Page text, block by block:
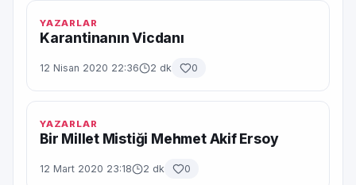
YAZARLAR
Karantinanın Vicdanı
12 Nisan 2020 22:36 2 dk 0
YAZARLAR
Bir Millet Mistiği Mehmet Akif Ersoy
12 Mart 2020 23:18 2 dk 0